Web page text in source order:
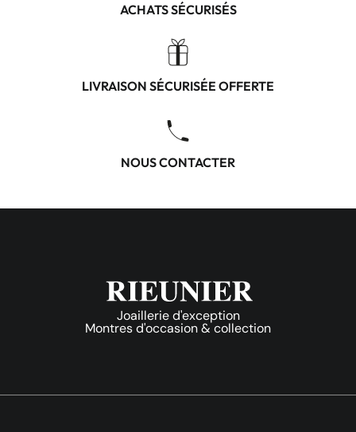
ACHATS SÉCURISÉS
LIVRAISON SÉCURISÉE OFFERTE
NOUS CONTACTER
Joaillerie d'exception
Montres d'occasion & collection